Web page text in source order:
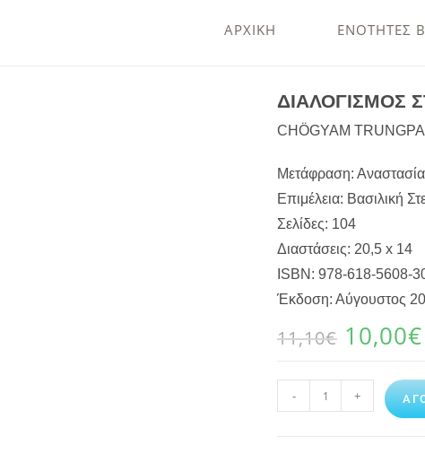
ΑΡΧΙΚΗ ΕΝΟΤΗΤΕΣ
ΔΙΑΛΟΓΙΣΜΟΣ
CHÖGYAM TRUNGPA
Μετάφραση:
Επιμέλεια: Βασιλική
Σελίδες: 104
Διαστάσεις: 20,5 x 14
ISBN: 978-618-5608-
Έκδοση: Αύγουστος
11,10€ 10,00€
- +